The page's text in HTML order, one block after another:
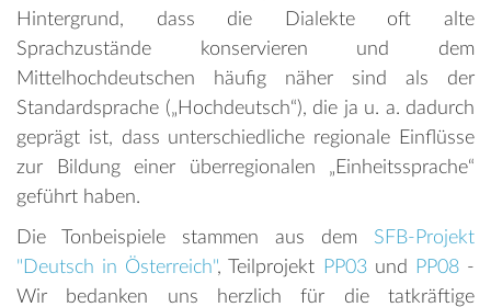
Hintergrund, dass die Dialekte oft alte
Sprachzustände konservieren und dem
Mittelhochdeutschen häufig näher sind als der
Standardsprache („Hochdeutsch“), die ja u. a. dadurch
geprägt ist, dass unterschiedliche regionale Einflüsse
zur Bildung einer überregionalen „Einheitssprache“
geführt haben.
Die Tonbeispiele stammen aus dem SFB-Projekt
"Deutsch in Österreich", Teilprojekt PP03und PP08-
Wir bedanken uns herzlich für die tatkräftige